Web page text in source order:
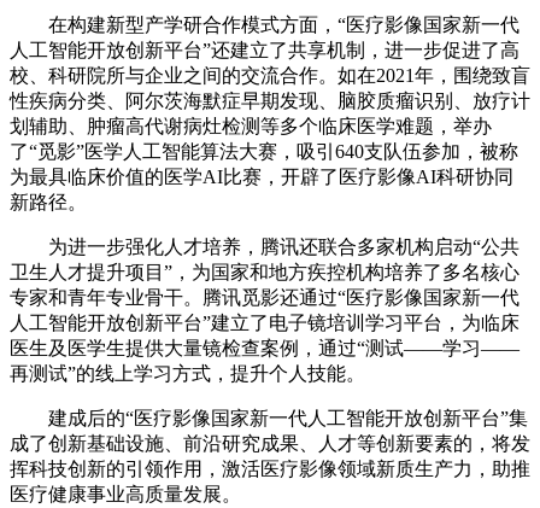
在构建新型产学研合作模式方面，“医疗影像国家新一代
人工智能开放创新平台”还建立了共享机制，进一步促进了高
校、科研院所与企业之间的交流合作。如在2021年，围绕致盲
性疾病分类、阿尔茨海默症早期发现、脑胶质瘤识别、放疗计
划辅助、肿瘤高代谢病灶检测等多个临床医学难题，举办
了“觅影”医学人工智能算法大赛，吸引640支队伍参加，被称
为最具临床价值的医学AI比赛，开辟了医疗影像AI科研协同
新路径。
为进一步强化人才培养，腾讯还联合多家机构启动“公共
卫生人才提升项目”，为国家和地方疾控机构培养了多名核心
专家和青年专业骨干。腾讯觅影还通过“医疗影像国家新一代
人工智能开放创新平台”建立了电子镜培训学习平台，为临床
医生及医学生提供大量镜检查案例，通过“测试——学习——
再测试”的线上学习方式，提升个人技能。
建成后的“医疗影像国家新一代人工智能开放创新平台”集
成了创新基础设施、前沿研究成果、人才等创新要素的，将发
挥科技创新的引领作用，激活医疗影像领域新质生产力，助推
医疗健康事业高质量发展。